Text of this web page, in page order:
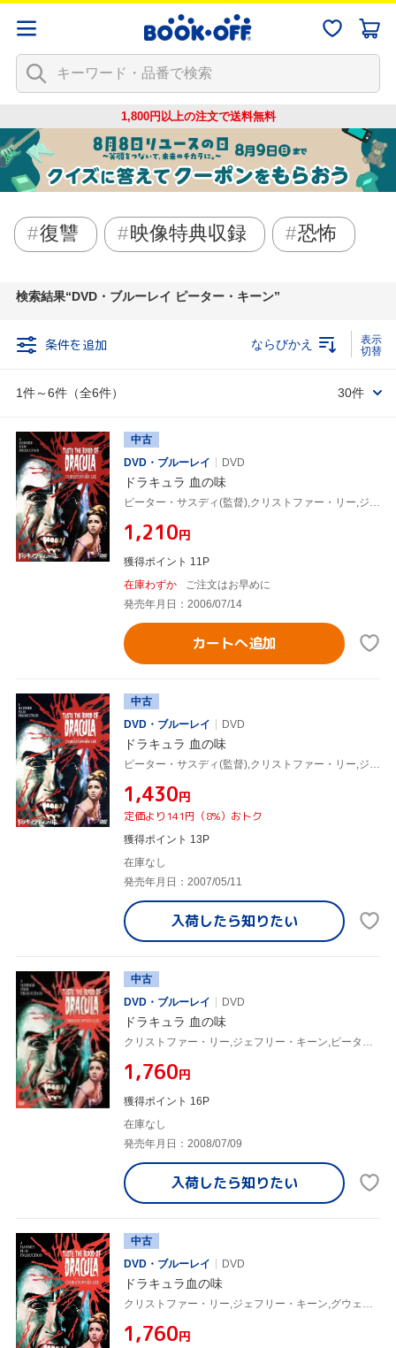
1,800円以上の注文で送料無料
復讐 映像特典収録 恐怖
検索結果 DVD・ブルーレイ ピーター・キーン
条件を追加
1件～6件（全6件）
ならびかえ
30件
中古
DVD・ブルーレイ
DVD
ドラキュラ 血の味
¥1,210円
獲得ポイント 11P
在庫わずか
ご注文はお早めに
発売年月日：2006/07/14
カートへ追加
中古
DVD・ブルーレイ
DVD
ドラキュラ 血の味
¥1,430円
定価より141円（8%）おトク
獲得ポイント 13P
在庫なし
発売年月日：2007/05/11
入荷したら知りたい
中古
DVD・ブルーレイ
DVD
ドラキュラ 血の味
¥1,760円
獲得ポイント 16P
在庫なし
発売年月日：2008/07/09
入荷したら知りたい
中古
DVD・ブルーレイ
DVD
ドラキュラ血の味
¥1,760円